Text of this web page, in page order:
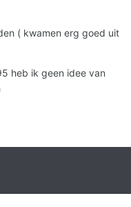
( kwamen erg goed uit
heb ik geen idee van